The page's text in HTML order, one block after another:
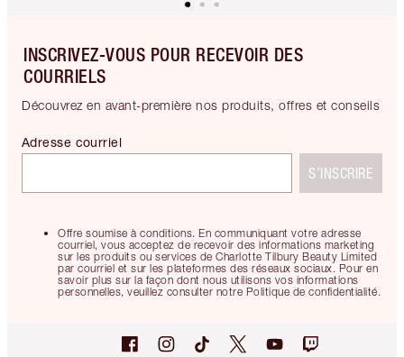
INSCRIVEZ-VOUS POUR RECEVOIR DES
COURRIELS
Découvrez en avant-première nos produits, offres et conseils
Offre soumise à conditions. En communiquant votre adresse
courriel, vous acceptez de recevoir des informations marketing
sur les produits ou services de Charlotte Tilbury Beauty Limited
par courriel et sur les plateformes des réseaux sociaux. Pour en
savoir plus sur la façon dont nous utilisons vos informations
personnelles, veuillez consulter notre Politique de confidentialité.
Adresse courriel
S’INSCRIRE